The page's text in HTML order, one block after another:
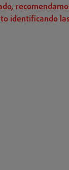
identificando